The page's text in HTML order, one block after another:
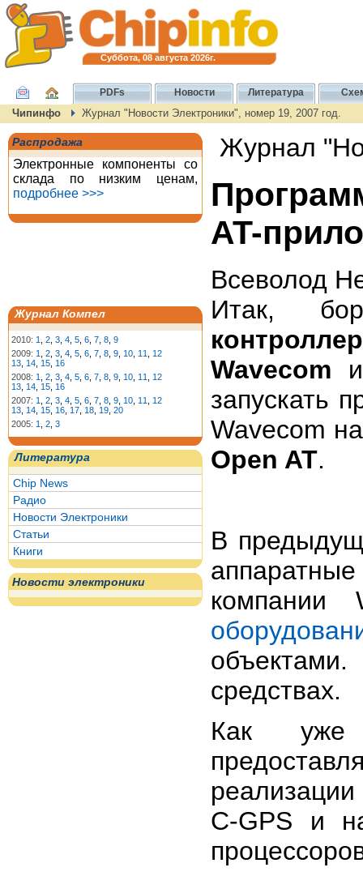
Суббота, 08 августа 2026г.
PDFs Новости Литература
Чипинфо Журнал "Новости Электроники", номер 19, 2007 год.
Распродажа
Электронные компоненты со
склада по низким ценам,
подробнее >>>
Журнал Компел
2010: 1 2 3 4 5 6 7 8 9
2009: 1 2 3 4 5 6 7 8 9 10 11
12
13 14 15 16
2008: 1 2 3 4 5 6 7 8 9 10 11
12
13 14 15 16
2007: 1 2 3 4 5 6 7 8 9 10 11
12
13 14 15 16 17 18 19 20
2005: 1 2 3
Литература
Chip News
Радио
Новости Электроники
Статьи
Книги
Новости электроники
Журнал
AT-
Всеволод
Итак,
контроллер
Wavecom
запускать
Wavecom
Open AT.
В
компании
средствах.
Как уже
C-GPS и